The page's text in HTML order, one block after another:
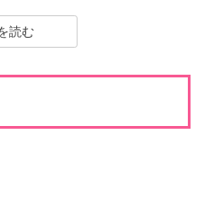
ーンで、デイリーにも取り入
。
なる。」がコンセプトで、自